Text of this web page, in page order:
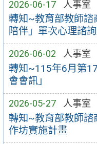
2026-06-17 人事室
轉知~教育部教師諮
陪伴」單次心理諮
2026-06-02 人事室
轉知~115年6月第
會會訊」
2026-05-27 人事室
轉知~教育部教師諮
作坊實施計畫